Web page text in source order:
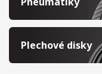
Plechové disky